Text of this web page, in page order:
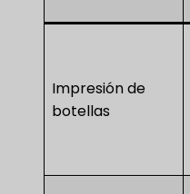
Impresión de
botellas